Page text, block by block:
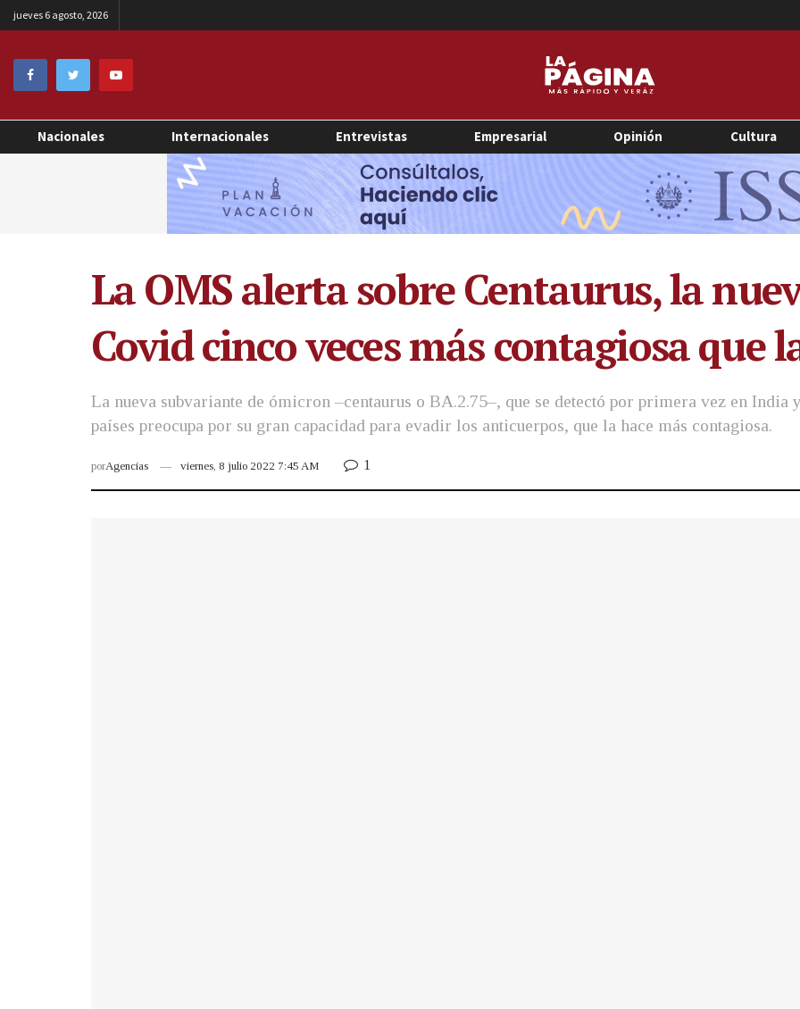
jueves 6 agosto, 2026
Nacionales Internacionales Entrevistas Empresarial Opinión Cultura
La OMS alerta sobre Centaurus, la
Covid cinco veces más contagiosa que
La nueva subvariante de ómicron –centaurus o BA.2.75–, que se detectó por primera vez en India
países preocupa por su gran capacidad para evadir los anticuerpos, que la hace más contagiosa.
porAgencias viernes, 8 julio 2022 7:45 AM 1